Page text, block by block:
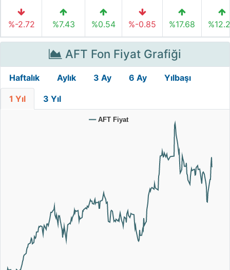
%-2.72 %7.43 %0.54 %-0.85 %17.68
AFT Fon Fiyat Grafiği
Haftalık Aylık 3 Ay 6 Ay Yılbaşı
1 Yıl 3 Yıl